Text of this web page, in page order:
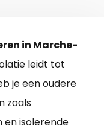
in Marche-
leidt tot
je een oudere
zoals
en isolerende